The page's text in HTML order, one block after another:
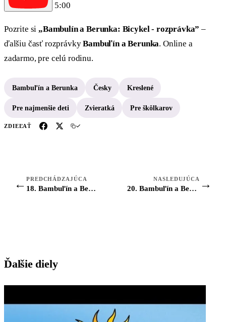
5:00
Pozrite si „Bambulín a Berunka: Bicykel - rozprávka” –
ďalšiu časť rozprávkyBambuľín a Berunka. Online a
zadarmo, pre celú rodinu.
Bambuľín a Berunka Česky Kreslené
Pre najmenšie deti Zvieratká Pre škôlkarov
ZDIEĽAŤ
← PREDCHÁDZAJÚCA
18. Bambuľín a Berunka: Narodeniny ježka Jonáša
NASLEDUJÚCA
20. Bambuľín a Berunka: Karneval →
Ďalšie diely